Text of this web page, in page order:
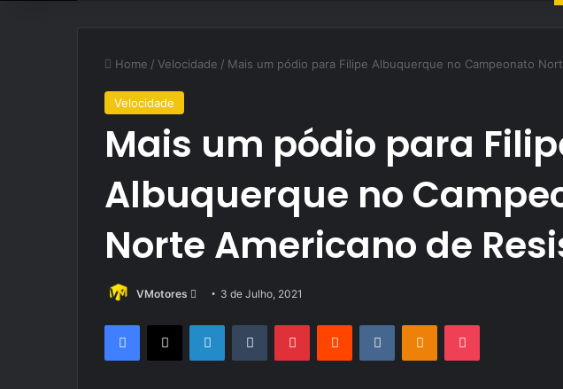
Home / Velocidade / Mais um pódio para Filipe Albuquerque no Campeonato
Velocidade
Mais um pódio para
Albuquerque no
Norte Americano de
VMotores
Send
email
3 de Julho, 2021
Facebook
X LinkedInTumblr PinterestReddit VKontakteOdnoklassniki
Pocket